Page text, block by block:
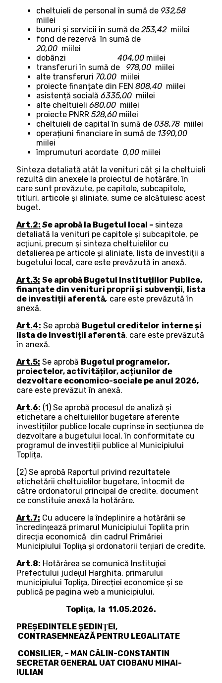
cheltuieli de personal în sumă de 932,58
miilei
bunuri și servicii în sumă de 253,42miilei
fond de rezervă în sumă de
20,00 miilei
dobânzi 404,00 miilei
transferuri în sumă de
978,00 miilei
alte transferuri 70,00 miilei
proiecte finanțate din FEN 808,40 miilei
asistență socială 6335,00 miilei
alte cheltuieli 680,00 miilei
proiecte PNRR 528,60 miilei
cheltuieli de capital în sumă de 038,78 miilei
operațiuni financiare în sumă de 1390,00
miilei
împrumuturi acordate 0,00 miilei
Sinteza detaliată atât la venituri cât şi la cheltuieli
rezultă din anexele la proiectul de hotărâre, în
care sunt prevăzute, pe capitole, subcapitole,
titluri, articole şi aliniate, sume ce alcătuiesc acest
buget.
Art.2: Se aprobă la Bugetul local – sinteza
detaliată la venituri pe capitole și subcapitole, pe
acţiuni, precum şi sinteza cheltuielilor cu
detalierea pe articole şi aliniate, lista de investiții a
bugetului local, care este prevăzută în anexă.
Art.3: Se aprobă Bugetul Instituțiilor Publice,
finanţate din venituri proprii şi subvenții, lista
de investiții aferentă, care este prevăzută în
anexă.
Art.4: Se aprobă Bugetul creditelor interne și
lista de investiții aferentă, care este prevăzută
în anexă.
Art.5: Se aprobă Bugetul programelor,
proiectelor, activităților, acțiunilor de
dezvoltare economico-sociale pe anul 2026,
care este prevăzut în anexă.
Art.6: (1) Se aprobă procesul de analiză și
etichetare a cheltuielilor bugetare aferente
investițiilor publice locale cuprinse în secțiunea de
dezvoltare a bugetului local, în conformitate cu
programul de investiții publice al Municipiului
Toplița.
(2) Se aprobă Raportul privind rezultatele
etichetării cheltuielilor bugetare, întocmit de
către ordonatorul principal de credite, document
ce constituie anexă la hotărâre.
Art.7: Cu aducere la îndeplinire a hotărârii se
încredinţează primarul Municipiului Toplita prin
direcţia economică din cadrul Primăriei
Municipiului Topliţa şi ordonatorii terţiari de credite.
Art.8: Hotărârea se comunică Instituţiei
Prefectului judeţul Harghita, primarului
municipiului Topliţa, Direcției economice şi se
publică pe pagina web a municipiului.
Topliţa, la 11.05.2026.
PREŞEDINTELE ŞEDINŢEI,
CONTRASEMNEAZĂ PENTRU LEGALITATE
CONSILIER, – MAN CĂLIN-CONSTANTIN
SECRETAR GENERAL UAT CIOBANU MIHAI-
IULIAN